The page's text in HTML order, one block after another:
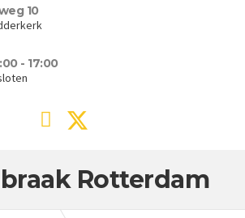
10
- 17:00
Rotterdam